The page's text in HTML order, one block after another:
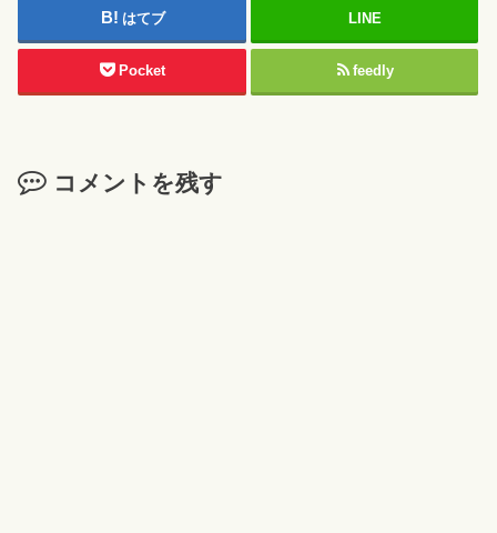
はてブ LINE
Pocket feedly
コメントを残す